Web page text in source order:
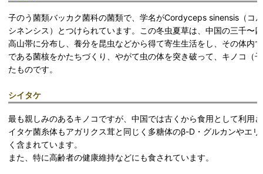
子のう菌類バッカク菌科の菌類で、学名がCordyceps sinensis（コ
シネンシス）とつけられています。この冬虫夏草は、中国の三千〜
高山帯に分布し、養分を昆虫などから得て寄生生活をし、その体内
である菌核をかたちづくり、やがて虫の体を突き破って、キノコ（
たものです。
シイタケ
最も親しみのあるキノコですが、中国では古くから食用として利用
イタケ菌糸体もアガリクス茸と同じく多糖体のβ-D・グルカンやエ
く含まれています。
また、特に高齢者の健康維持などにも食されています。